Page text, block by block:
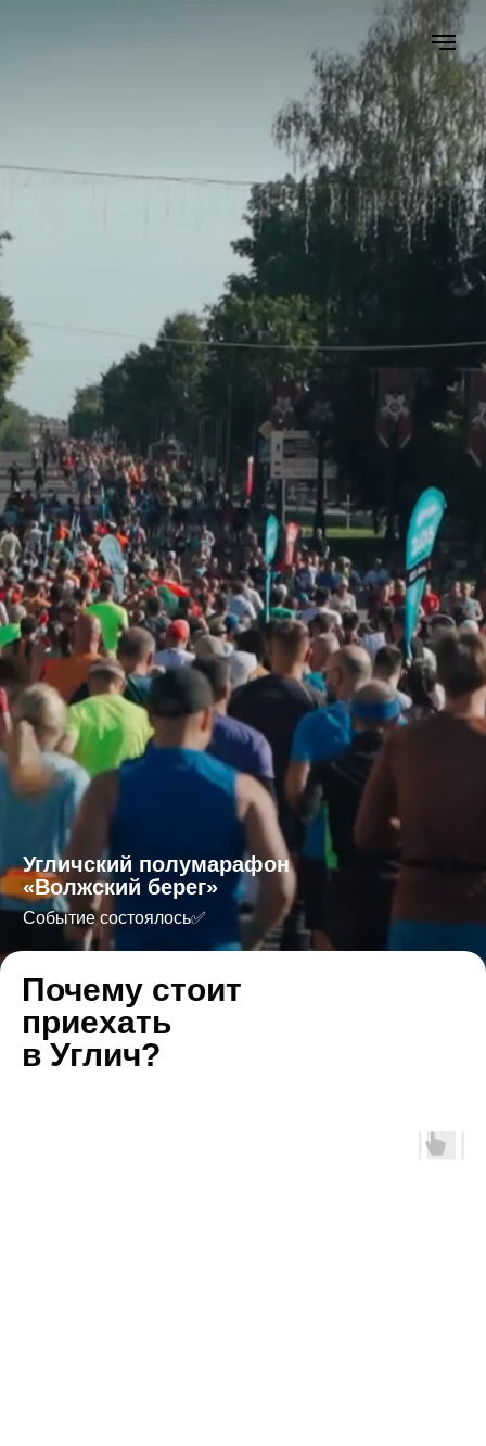
Событие состоялось✅
Угличский полумарафон
«Волжский берег»
Почему стоит
приехать
в Углич?